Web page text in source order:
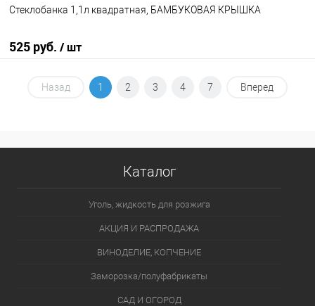
Стеклобанка 1,1л квадратная, БАМБУКОВАЯ КРЫШКА
525 руб. / шт
В корзину
Назад 1 2 3 4 7 Вперед
Каталог
Уголь, жидкость для розжига
АКЦИЯ И РАСПРОДАЖА
ВИНОДЕЛИЕ, КОПЧЕНИЕ
Заморозка/полуфабрикаты
САД И ОГОРОД